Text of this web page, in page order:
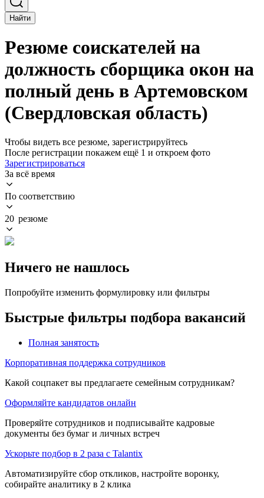
Найти
Резюме соискателей на
должность сборщика окон на
полный день в Артемовском
(Свердловская область)
Чтобы видеть все резюме, зарегистрируйтесь
После регистрации покажем ещё 1 и откроем фото
Зарегистрироваться
За всё время
По соответствию
20 резюме
Ничего не нашлось
Попробуйте изменить формулировку или фильтры
Быстрые фильтры подбора вакансий
Полная занятость
Корпоративная поддержка сотрудников
Какой соцпакет вы предлагаете семейным сотрудникам?
Оформляйте кандидатов онлайн
Проверяйте сотрудников и подписывайте кадровые
документы без бумаг и личных встреч
Ускорьте подбор в 2 раза с Talantix
Автоматизируйте сбор откликов, настройте воронку,
собирайте аналитику в 2 клика